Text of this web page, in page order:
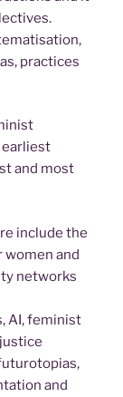
practices
and most
include the
and
networks
AI, feminist
and